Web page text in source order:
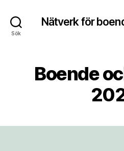
Sök
Nätverk för
Boende